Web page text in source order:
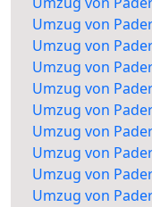
Umzug von
Umzug von
Umzug von
Umzug von
Umzug von
Umzug von
Umzug von
Umzug von
Umzug von